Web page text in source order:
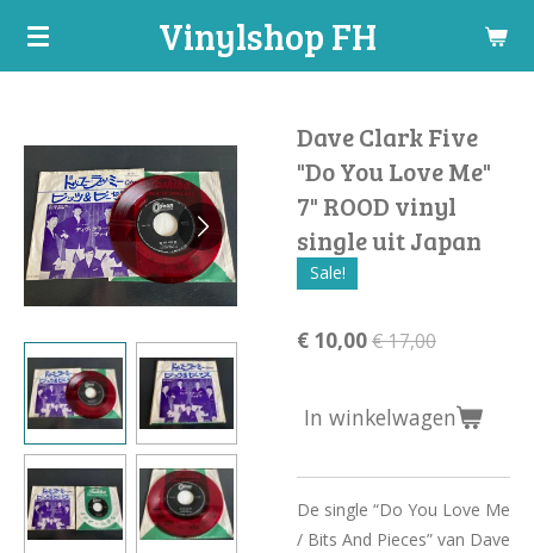
Ga
hoofdinhoud
Vinylshop FH
Dave Clark Five
"Do You Love Me"
7" ROOD vinyl
single uit Japan
Sale!
€ 10,00€ 17,00
In winkelwagen
De single “Do You Love Me
/ Bits And Pieces” van Dave